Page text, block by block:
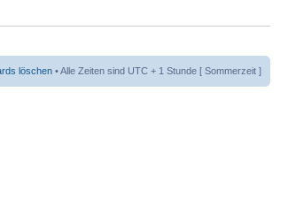
löschen • Alle Zeiten sind UTC + 1 Stunde [ Sommerzeit ]